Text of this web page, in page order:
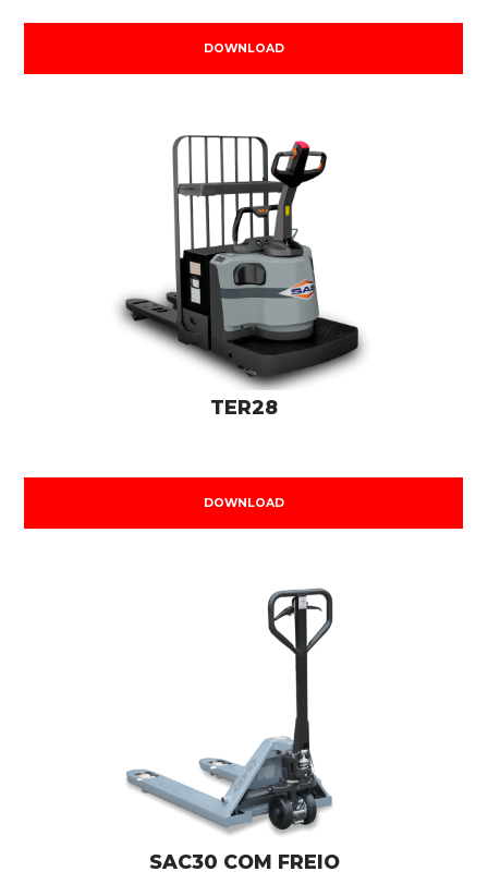
DOWNLOAD
TER28
DOWNLOAD
SAC30 COM FREIO